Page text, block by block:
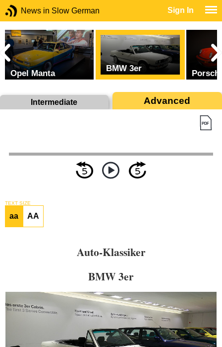
News in Slow German Sign In
Opel Manta BMW 3er
Intermediate Advanced
TEXT SIZE
aa AA
Auto-Klassiker
BMW 3er